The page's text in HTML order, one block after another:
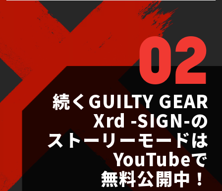
02
続くGUILTY GEAR
Xrd -SIGN-の
ストーリーモードは
YouTubeで
無料公開中！